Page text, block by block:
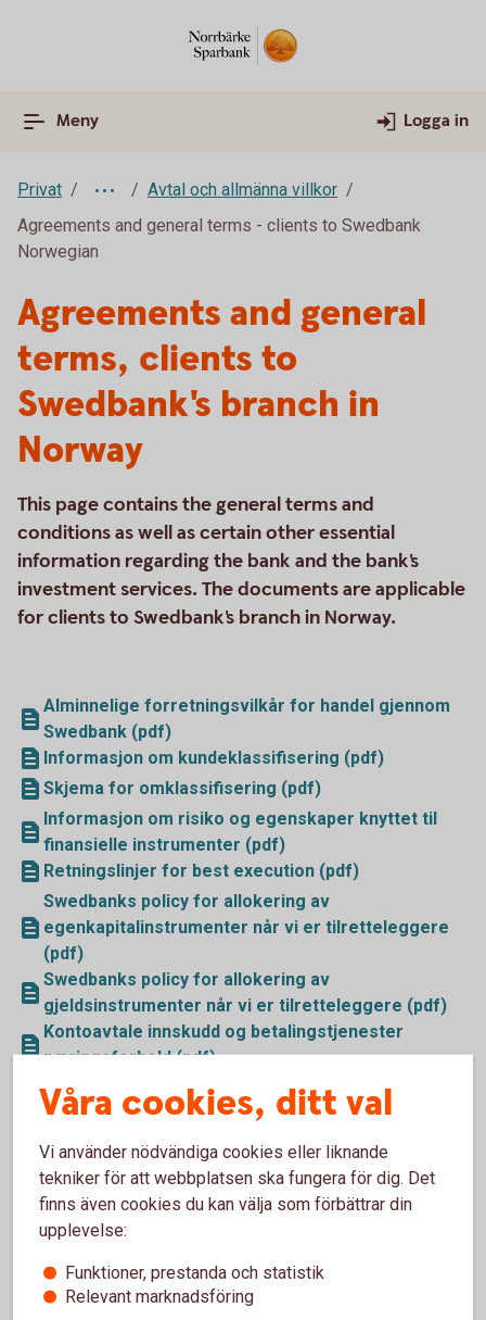
Meny Logga in
Privat
Avtal och allmänna villkor
Agreements and general terms - clients to Swedbank
Norwegian
Agreements and general
terms, clients to
Swedbank's branch in
Norway
This page contains the general terms and
conditions as well as certain other essential
information regarding the bank and the bank's
investment services. The documents are applicable
for clients to Swedbank's branch in Norway.
Alminnelige forretningsvilkår for handel gjennom
Swedbank (pdf)
Informasjon om kundeklassifisering (pdf)
Skjema for omklassifisering (pdf)
Informasjon om risiko og egenskaper knyttet til
finansielle instrumenter (pdf)
Retningslinjer for best execution (pdf)
Swedbanks policy for allokering av
egenkapitalinstrumenter når vi er tilretteleggere
(pdf)
Swedbanks policy for allokering av
gjeldsinstrumenter når vi er tilretteleggere (pdf)
Kontoavtale innskudd og betalingstjenester
næringsforhold (pdf)
Generelle vilkår innskudd og betalingstjenester
kontoavtale næringsforhold (pdf)
Swedbank (pdf)
Informasjon om markedsplasser mv (pdf)
Handelsfullmakt (pdf)
knyttet til fondsobligasjoner (pdf)
Våra cookies, ditt val
Vi använder nödvändiga cookies eller liknande
tekniker för att webbplatsen ska fungera för dig. Det
finns även cookies du kan välja som förbättrar din
upplevelse:
Funktioner, prestanda och statistik
Relevant marknadsföring